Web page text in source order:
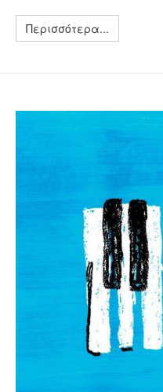
Περισσότερα...